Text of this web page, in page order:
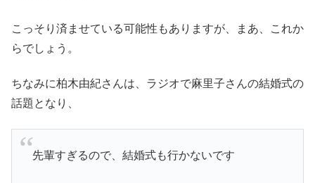
こっそり済ませている可能性もありますが、まあ、これか
らでしょう。
ちなみに柏木由紀さんは、ラジオで麻里子さんの結婚式の
話題となり、
先輩すぎるので、結婚式も行かないです